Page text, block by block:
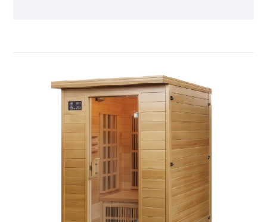
kompak digabungake kanthi lancar menyang omah
utawa apartemen. Gampang operate lan ngumpul,
ngilangake kerumitan lan pangopènan sing ana
gandhengane karo sauna tradisional, dadi pilihan
sing cocog kanggo istirahat lan rejuvenasi sing